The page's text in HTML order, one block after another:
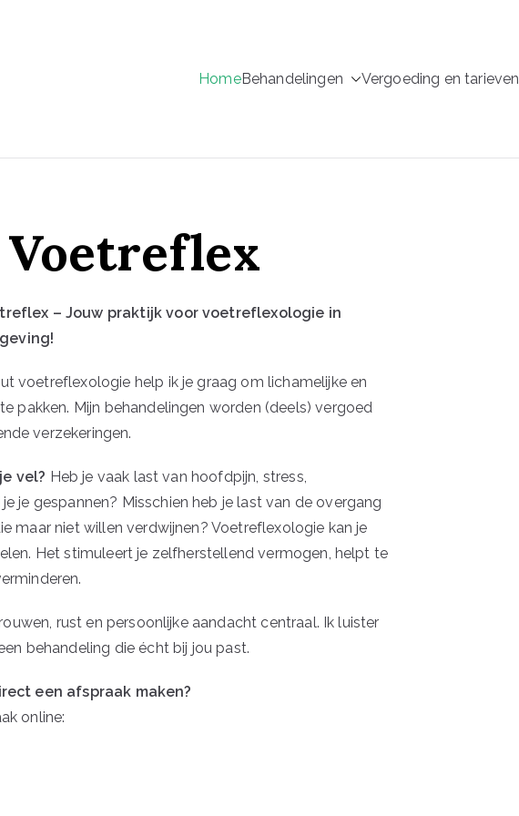
HomeBehandelingen Vergoeding en tarieven
Voetreflex
– Jouw praktijk voor voetreflexologie in
voetreflexologie help ik je graag om lichamelijke en
pakken. Mijn behandelingen worden (deels) vergoed
verzekeringen.
vel? Heb je vaak last van hoofdpijn, stress,
je gespannen? Misschien heb je last van de overgang
maar niet willen verdwijnen? Voetreflexologie kan je
Het stimuleert je zelfherstellend vermogen, helpt te
rust en persoonlijke aandacht centraal. Ik luister
behandeling die écht bij jou past.
een afspraak maken?
online: